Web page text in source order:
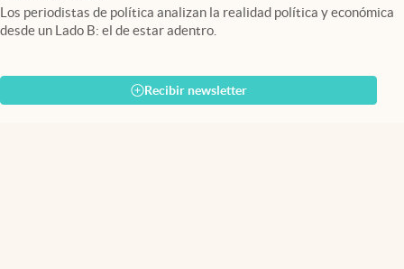
Los periodistas de política analizan la realidad política y económica
desde un Lado B: el de estar adentro.
Recibir newsletter